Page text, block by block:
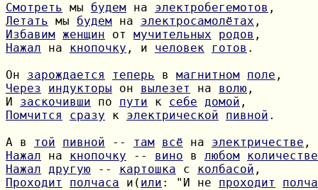
Смотреть мы будем на электробегемотов
Летать мы будем на электросамолётах
Избавим женщин от мучительных родов
Нажал на кнопочку , и человек готов .
Он зарождается теперь в магнитном поле
Через
индукторы он вылезет на волю
И заскочивши по пути к себе домой
Помчится
сразу к электрической пивной .
А в той пивной -- там всё на электричестве
Нажал на кнопочку -- вино в любом количестве
Нажал другую -- картошка с колбасой
Проходит
полчаса и( или : "И не проходит